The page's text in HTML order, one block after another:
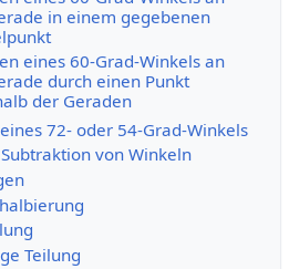
in einem gegebenen
eines 60-Grad-Winkels an
durch einen Punkt
der Geraden
72- oder 54-Grad-Winkels
von Winkeln
Teilung